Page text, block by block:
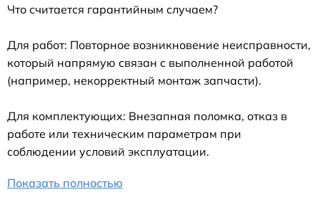
Что считается гарантийным случаем?
Для работ: Повторное возникновение неисправности,
который напрямую связан с выполненной работой
(например, некорректный монтаж запчасти).
Для комплектующих: Внезапная поломка, отказ в
работе или техническим параметрам при
соблюдении условий эксплуатации.
Показать полностью